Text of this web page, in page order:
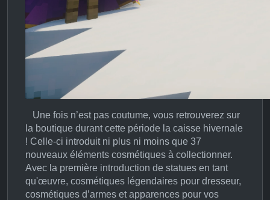
Une fois n’est pas coutume, vous retrouverez sur
la boutique durant cette période la caisse hivernale
! Celle-ci introduit ni plus ni moins que 37
nouveaux éléments cosmétiques à collectionner.
Avec la première introduction de statues en tant
qu'œuvre, cosmétiques légendaires pour dresseur,
cosmétiques d’armes et apparences pour vos